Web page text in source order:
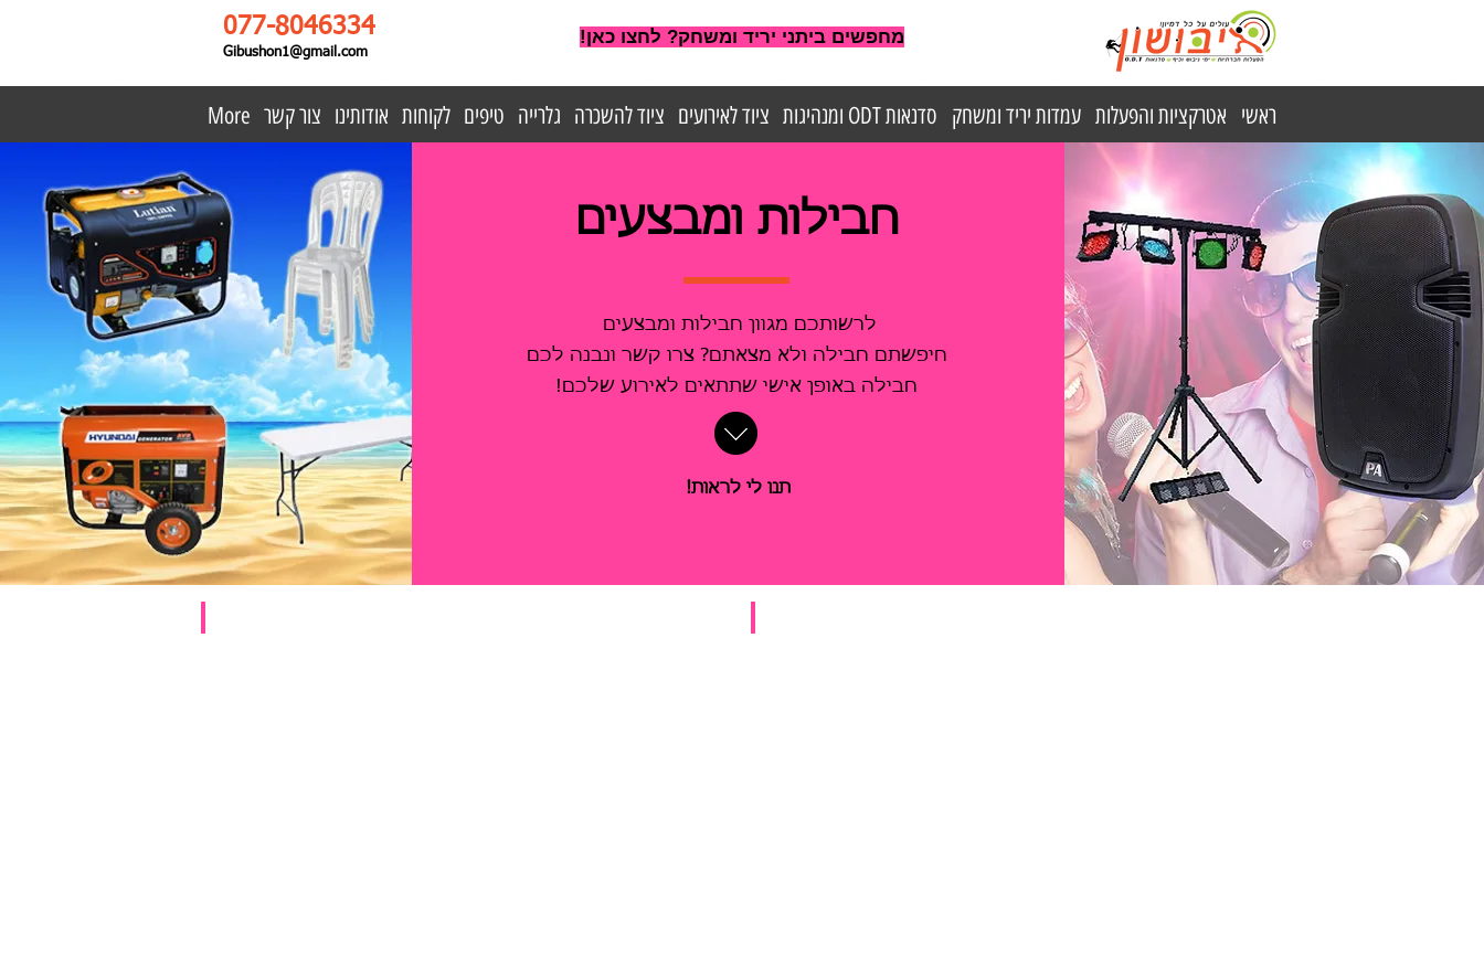
מחפשים ביתני יריד ומשחק? לחצו כאן! 077-8046334
Gibushon1@gmail.com
חבילות ומבצעים
לרשותכם מגוון חבילות ומבצעים
חיפשתם חבילה ולא מצאתם? צרו קשר ונבנה לכם
חבילה באופן אישי שתתאים לאירוע שלכם!
תנו לי לראות!
ראשי אטרקציות והפעלות עמדות יריד ומשחק סדנאות ODT ומנהיגות ציוד לאירועים ציוד להשכרה גלרייה טיפים לקוחות אודותינו צור קשר More